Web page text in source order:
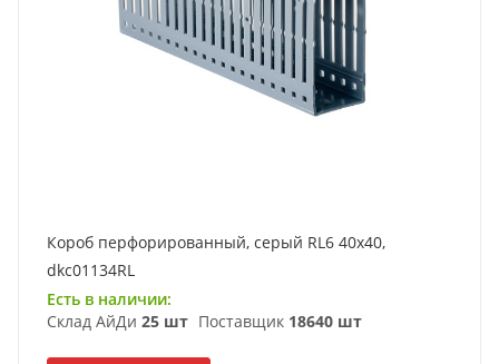
Короб перфорированный, серый RL6 40x40,
dkc01134RL
Есть в наличии:
Склад АйДи 25 шт Поставщик 18640 шт